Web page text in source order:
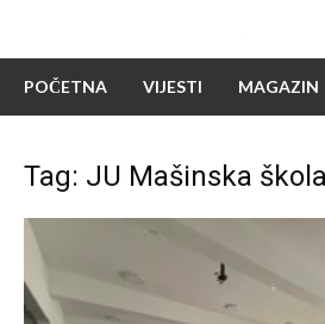
POČETNA VIJESTI MAGAZIN
Tag: JU Mašinska